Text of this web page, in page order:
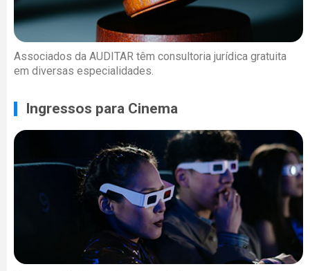
Associados da AUDITAR têm consultoria jurídica gratuita
em diversas especialidades.
Ingressos para Cinema